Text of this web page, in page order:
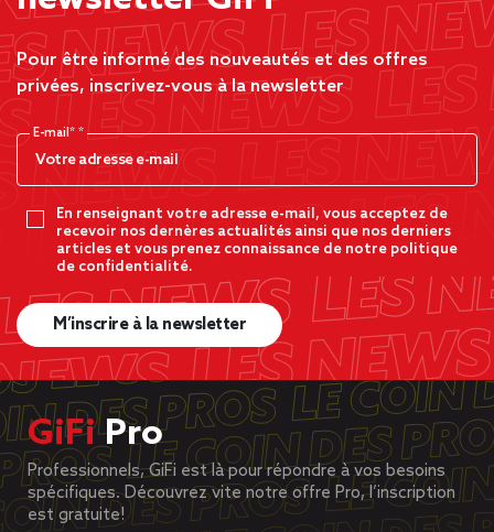
Pour être informé des nouveautés et des offres
privées, inscrivez-vous à la newsletter
E-mail*
En renseignant votre adresse e-mail, vous acceptez de
recevoir nos dernères actualités ainsi que nos derniers
articles et vous prenez connaissance de notre politique
de confidentialité.
M’inscrire à la newsletter
GiFiPro
Professionnels, GiFi est là pour répondre à vos besoins
spécifiques. Découvrez vite notre offre Pro, l’inscription
est gratuite!